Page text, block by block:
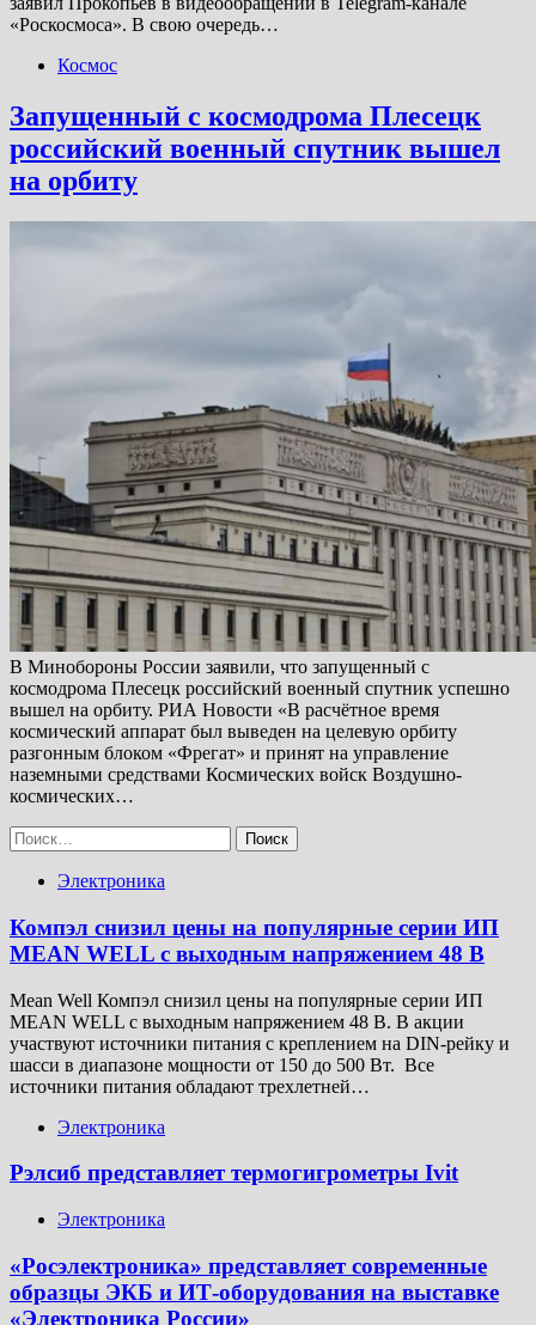
«Роскосмоса». В свою очередь…
Космос
Запущенный с космодрома Плесецк
российский военный спутник вышел
на орбиту
В Минобороны России заявили, что запущенный с
космодрома Плесецк российский военный спутник успешно
вышел на орбиту. РИА Новости «В расчётное время
космический аппарат был выведен на целевую орбиту
разгонным блоком «Фрегат» и принят на управление
наземными средствами Космических войск Воздушно-
космических…
Найти:
Электроника
Компэл снизил цены на популярные серии ИП
MEAN WELL с выходным напряжением 48 В
Mean Well Компэл снизил цены на популярные серии ИП
MEAN WELL с выходным напряжением 48 В. В акции
участвуют источники питания с креплением на DIN-рейку и
шасси в диапазоне мощности от 150 до 500 Вт. Все
источники питания обладают трехлетней…
Электроника
Рэлсиб представляет термогигрометры Ivit
Электроника
«Росэлектроника» представляет современные
образцы ЭКБ и ИТ-оборудования на выставке
«Электроника России»